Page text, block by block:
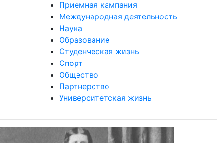
Приемная кампания
Международная деятельность
Наука
Образование
Студенческая жизнь
Спорт
Общество
Партнерство
Университетская жизнь